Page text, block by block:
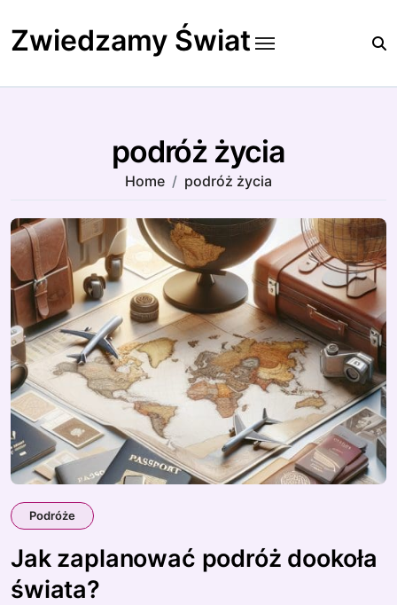
to
content
Zwiedzamy Świat
podróż życia
Home podróż życia
Podróże
Jak zaplanować podróż dookoła
świata?